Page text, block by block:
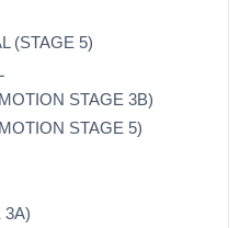
(STAGE 5)
STAGE 3B)
STAGE 5)
3A)